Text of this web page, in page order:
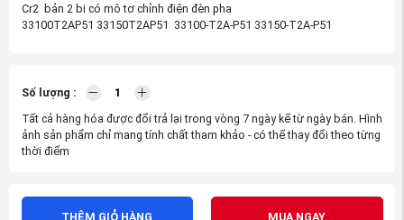
Cr2 bản 2 bi có mô tơ chỉnh điện đèn pha
33100T2AP51 33150T2AP51 33100-T2A-P51 33150-T2A-P51
Số lượng :
Tất cả hàng hóa được đổi trả lại trong vòng 7 ngày kể từ ngày bán. Hình
ảnh sản phẩm chỉ mang tính chất tham khảo - có thể thay đổi theo từng
thời điểm
THÊM GIỎ HÀNG MUA NGAY